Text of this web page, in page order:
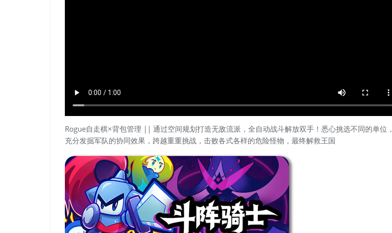
Rogue自走棋×背包管理 || 通过空间规划打造无敌流派，全自动战斗解放双手！悉心挑选不同的单位，
充分发掘军队的协同效果，跨越重重挑战，击败各式各样的危险怪物，最终解救王国